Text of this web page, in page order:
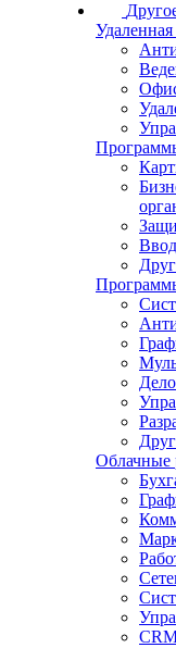
Удаленная
Облачные